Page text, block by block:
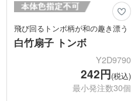
飛び回るトンボ柄が和の趣き漂う
白竹扇子 トンボ
Y2D9790
242円(税込)
最小発注数30個